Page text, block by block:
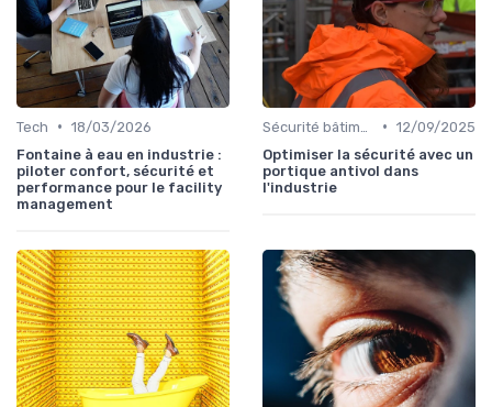
Tech • 18/03/2026
Fontaine à eau en industrie :
piloter confort, sécurité et
performance pour le facility
management
• 12/09/2025
Optimiser la sécurité avec un
portique antivol dans
l'industrie